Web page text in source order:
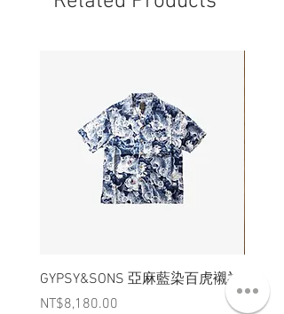
GYPSY&SONS 亞麻藍染百虎襯衫
Price
NT$8,180.00
Price